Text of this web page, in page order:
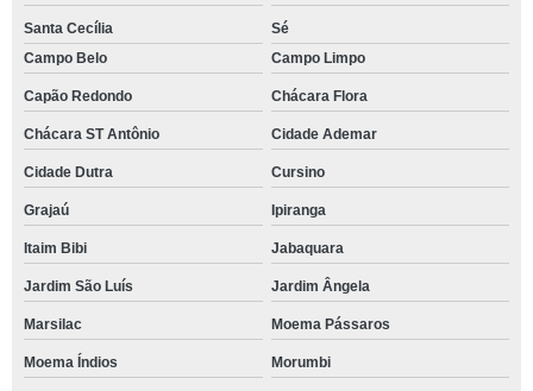
Santa Cecília
Sé
Campo Belo
Campo Limpo
Capão Redondo Chácara Flora
Chácara ST Antônio Cidade Ademar
Cidade Dutra Cursino
Grajaú Ipiranga
Itaim Bibi Jabaquara
Jardim São Luís Jardim Ângela
Marsilac Moema Pássaros
Moema Índios Morumbi